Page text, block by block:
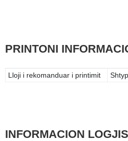
PRINTONI
Lloji i rekomanduar i printimit
INFORMACION